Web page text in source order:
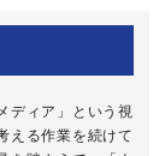
ディア」という視
える作業を続けて